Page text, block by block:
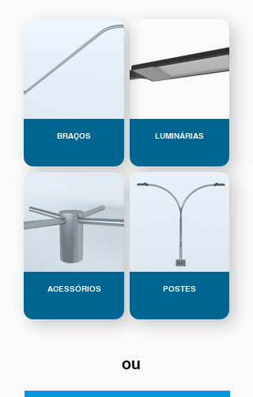
BRAÇOS LUMINÁRIAS
ACESSÓRIOS POSTES
ou